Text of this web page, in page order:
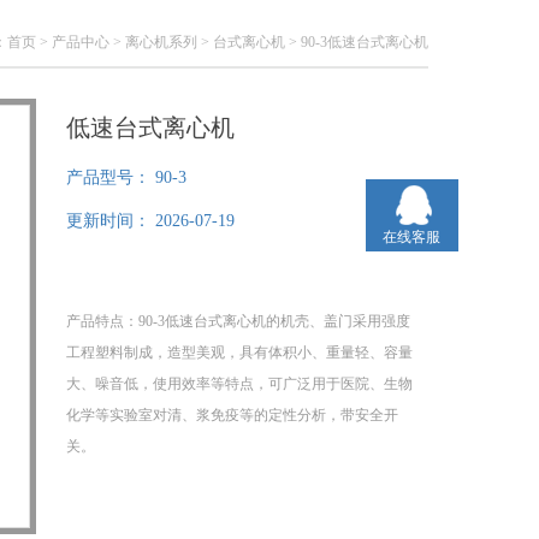
首页 > 产品中心 > 离心机系列 > 台式离心机 > 90-3低速台式离心机
低速台式离心机
产品型号： 90-3
更新时间： 2026-07-19
产品特点：90-3低速台式离心机的机壳、盖门采用强度
工程塑料制成，造型美观，具有体积小、重量轻、容量
大、噪音低，使用效率等特点，可广泛用于医院、生物
化学等实验室对清、浆免疫等的定性分析，带安全开
关。
在线客服